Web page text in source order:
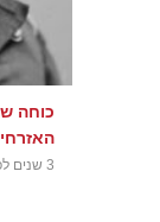
כוחה
3 שנים לפני